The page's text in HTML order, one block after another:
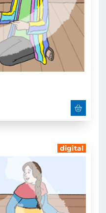
digital